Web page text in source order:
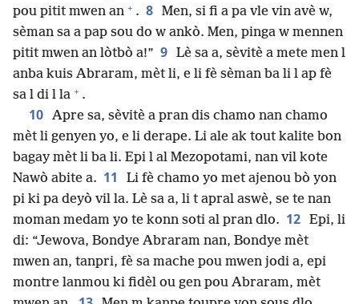
pou pitit mwen an + . 8 Men, si fi a pa vle vin avè w,
sèman sa a pap sou do w ankò. Men, pinga w mennen
pitit mwen an lòtbò a!” 9 Lè sa a, sèvitè a mete men l
anba kuis Abraram, mèt li, e li fè sèman ba li l ap fè
sa l di l la + .
10 Apre sa, sèvitè a pran dis chamo nan chamo
mèt li genyen yo, e li derape. Li ale ak tout kalite bon
bagay mèt li ba li. Epi l al Mezopotami, nan vil kote
Nawò abite a. 11
Li fè chamo yo met ajenou bò yon
pi ki pa deyò vil la. Lè sa a, li t apral aswè, se te nan
moman medam yo te konn soti al pran dlo. 12 Epi, li
di: “Jewova, Bondye Abraram nan, Bondye mèt
mwen an, tanpri, fè sa mache pou mwen jodi a, epi
montre lanmou ki fidèl ou gen pou Abraram, mèt